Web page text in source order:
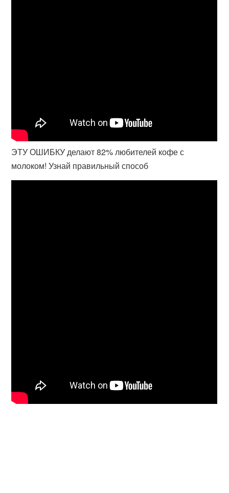
ЭТУ ОШИБКУ делают 82% любителей кофе с
молоком! Узнай правильный способ